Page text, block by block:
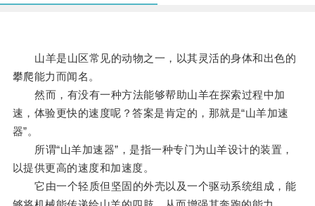
山羊是山区常见的动物之一，以其灵活的身体和出色的
攀爬能力而闻名。
然而，有没有一种方法能够帮助山羊在探索过程中加
速，体验更快的速度呢？答案是肯定的，那就是“山羊加速
器”。
所谓“山羊加速器”，是指一种专门为山羊设计的装置，
以提供更高的速度和加速度。
它由一个轻质但坚固的外壳以及一个驱动系统组成，能